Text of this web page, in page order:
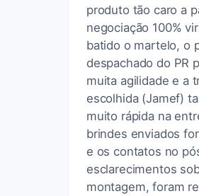
produto tão caro a
negociação 100%
batido o martelo, o
despachado do PR
muita agilidade e a
escolhida (Jamef)
muito rápida na
brindes enviados
e os contatos no
esclarecimentos
montagem, foram